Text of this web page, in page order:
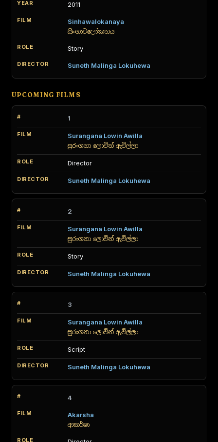
2011
Sinhawalokanaya
සිංහාවලෝකනය
Story
Suneth Malinga Lokuhewa
UPCOMING FILMS
1
Surangana Lowin Awilla
සුරංගනා ලොවින් ඇවිල්ලා
Director
Suneth Malinga Lokuhewa
2
Surangana Lowin Awilla
සුරංගනා ලොවින් ඇවිල්ලා
Story
Suneth Malinga Lokuhewa
3
Surangana Lowin Awilla
සුරංගනා ලොවින් ඇවිල්ලා
Script
Suneth Malinga Lokuhewa
4
Akarsha
ආකර්ෂා